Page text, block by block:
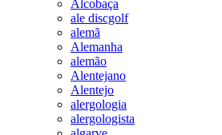
Alcobaça
ale discgolf
alemã
Alemanha
alemão
Alentejano
Alentejo
alergologia
alergologista